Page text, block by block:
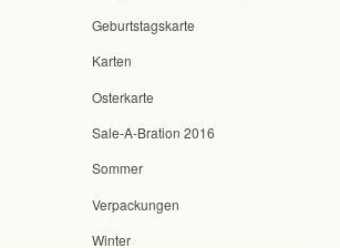
Geburtstagskarte
Karten
Osterkarte
Sale-A-Bration 2016
Sommer
Verpackungen
Winter